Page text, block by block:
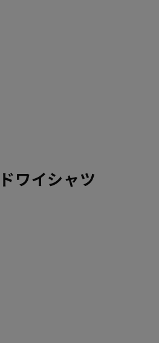
50cm/88cm 44cm/78cm
ワイシャツ